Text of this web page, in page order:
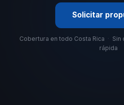
Solicitar
Cobertura en todo Costa Rica · Sin
rápida